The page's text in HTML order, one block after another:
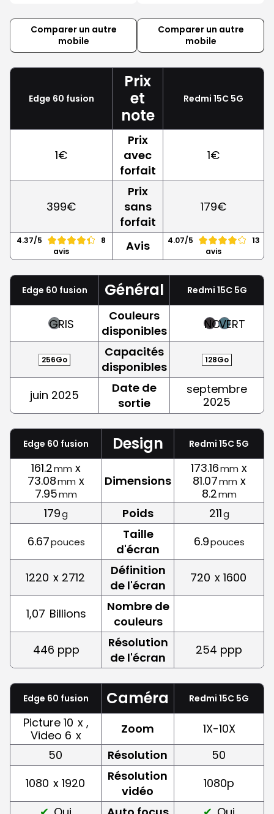
Comparer un autre
mobile
Comparer un autre
mobile
Edge 60 fusion
Prix
et
note
Redmi 15C 5G
1€
Prix
avec
forfait
1€
399€
Prix
sans
forfait
179€
4.37/5
8
avis
Avis 4.07/5
13
avis
Edge 60 fusion Général Redmi 15C 5G
GRIS
Couleurs
disponibles
NOIRVERT
256Go
Capacités
disponibles
128Go
juin 2025
Date de
sortie
septembre
2025
Edge 60 fusion Design Redmi 15C 5G
161.2mm x
73.08mm x
7.95mm
Dimensions
173.16mm x
81.07mm x
8.2mm
179g Poids 211g
6.67pouces
Taille
d'écran
6.9pouces
1220 x 2712
Définition
de l'écran
720 x 1600
1,07 Billions
Nombre de
couleurs
446 ppp
Résolution
de l'écran
254 ppp
Edge 60 fusion Caméra Redmi 15C 5G
Picture 10 x ,
Video 6 x Zoom
1X-10X
50
Résolution
50
1080 x 1920
Résolution
vidéo
1080p